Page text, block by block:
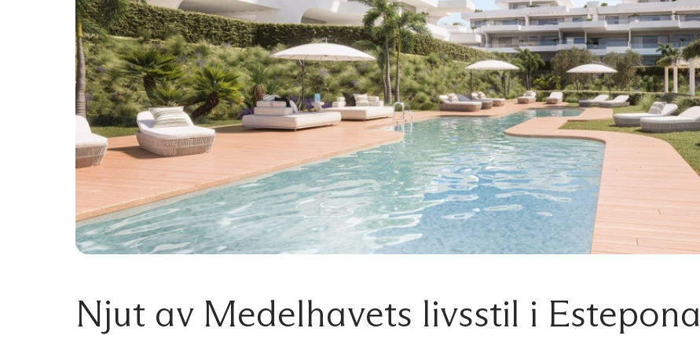
Njut av Medelhavets livsstil i Estepona